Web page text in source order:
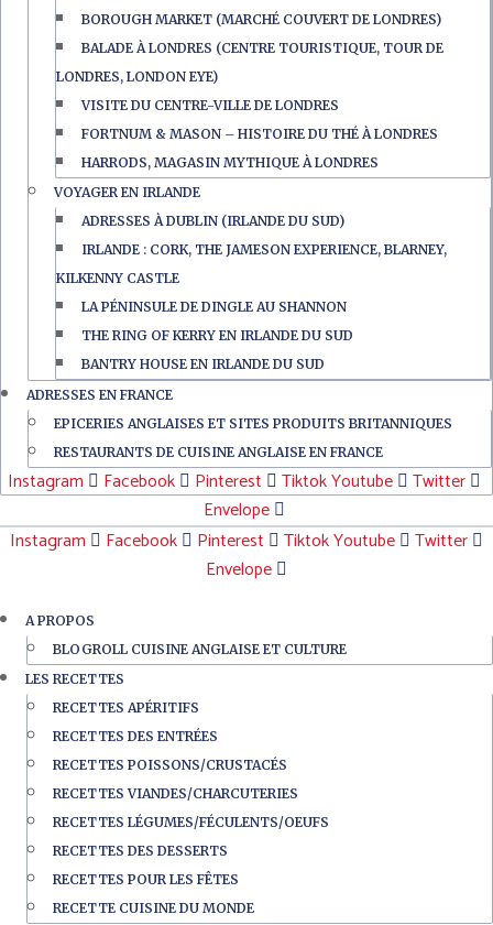
BOROUGH MARKET (MARCHÉ COUVERT DE LONDRES)
BALADE À LONDRES (CENTRE TOURISTIQUE, TOUR DE
LONDRES, LONDON EYE)
VISITE DU CENTRE-VILLE DE LONDRES
FORTNUM & MASON – HISTOIRE DU THÉ À LONDRES
HARRODS, MAGASIN MYTHIQUE À LONDRES
VOYAGER EN IRLANDE
ADRESSES À DUBLIN (IRLANDE DU SUD)
IRLANDE : CORK, THE JAMESON EXPERIENCE, BLARNEY,
KILKENNY CASTLE
LA PÉNINSULE DE DINGLE AU SHANNON
THE RING OF KERRY EN IRLANDE DU SUD
BANTRY HOUSE EN IRLANDE DU SUD
ADRESSES EN FRANCE
EPICERIES ANGLAISES ET SITES PRODUITS BRITANNIQUES
RESTAURANTS DE CUISINE ANGLAISE EN FRANCE
Instagram Facebook Pinterest TiktokYoutube
Twitter
Envelope
Instagram
Facebook Pinterest TiktokYoutube
Twitter
Envelope
A PROPOS
BLOGROLL CUISINE ANGLAISE ET CULTURE
LES RECETTES
RECETTES APÉRITIFS
RECETTES DES ENTRÉES
RECETTES POISSONS/CRUSTACÉS
RECETTES VIANDES/CHARCUTERIES
RECETTES LÉGUMES/FÉCULENTS/OEUFS
RECETTES DES DESSERTS
RECETTES POUR LES FÊTES
RECETTE CUISINE DU MONDE